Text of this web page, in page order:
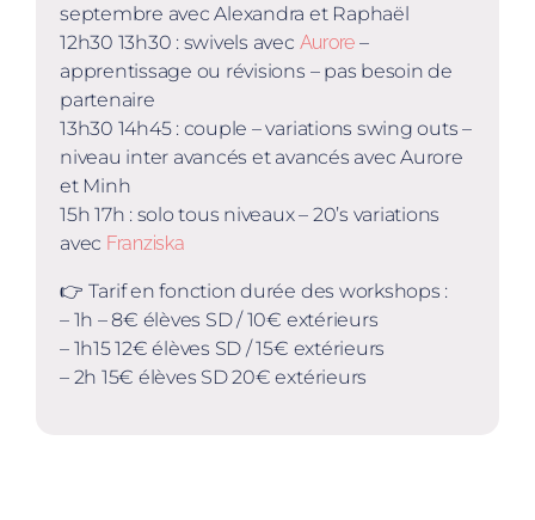
septembre avec Alexandra et Raphaël
12h30 13h30 : swivels avec Aurore –
apprentissage ou révisions – pas besoin de
partenaire
13h30 14h45 : couple – variations swing outs –
niveau inter avancés et avancés avec Aurore
et Minh
15h 17h : solo tous niveaux – 20’s variations
avec Franziska
👉 Tarif en fonction durée des workshops :
– 1h – 8€ élèves SD / 10€ extérieurs
– 1h15 12€ élèves SD / 15€ extérieurs
– 2h 15€ élèves SD 20€ extérieurs